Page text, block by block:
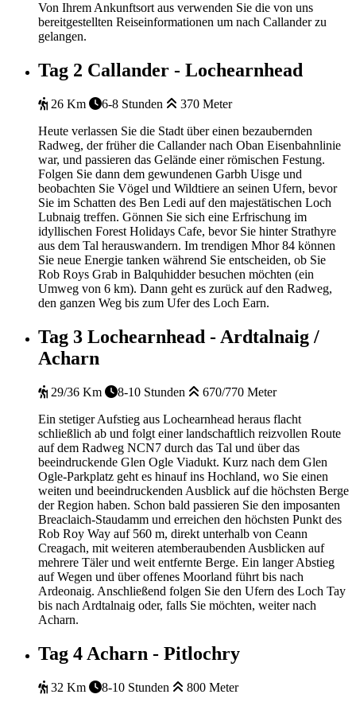
Von Ihrem Ankunftsort aus verwenden Sie die von uns
bereitgestellten Reiseinformationen um nach Callander zu
gelangen.
Tag 2 Callander - Lochearnhead
26 Km 6-8 Stunden
370 Meter
Heute verlassen Sie die Stadt über einen bezaubernden
Radweg, der früher die Callander nach Oban Eisenbahnlinie
war, und passieren das Gelände einer römischen Festung.
Folgen Sie dann dem gewundenen Garbh Uisge und
beobachten Sie Vögel und Wildtiere an seinen Ufern, bevor
Sie im Schatten des Ben Ledi auf den majestätischen Loch
Lubnaig treffen. Gönnen Sie sich eine Erfrischung im
idyllischen Forest Holidays Cafe, bevor Sie hinter Strathyre
aus dem Tal herauswandern. Im trendigen Mhor 84 können
Sie neue Energie tanken während Sie entscheiden, ob Sie
Rob Roys Grab in Balquhidder besuchen möchten (ein
Umweg von 6 km). Dann geht es zurück auf den Radweg,
den ganzen Weg bis zum Ufer des Loch Earn.
Tag 3 Lochearnhead - Ardtalnaig /
Acharn
29/36 Km 8-10 Stunden
670/770 Meter
Ein stetiger Aufstieg aus Lochearnhead heraus flacht
schließlich ab und folgt einer landschaftlich reizvollen Route
auf dem Radweg NCN7 durch das Tal und über das
beeindruckende Glen Ogle Viadukt. Kurz nach dem Glen
Ogle-Parkplatz geht es hinauf ins Hochland, wo Sie einen
weiten und beeindruckenden Ausblick auf die höchsten Berge
der Region haben. Schon bald passieren Sie den imposanten
Breaclaich-Staudamm und erreichen den höchsten Punkt des
Rob Roy Way auf 560 m, direkt unterhalb von Ceann
Creagach, mit weiteren atemberaubenden Ausblicken auf
mehrere Täler und weit entfernte Berge. Ein langer Abstieg
auf Wegen und über offenes Moorland führt bis nach
Ardeonaig. Anschließend folgen Sie den Ufern des Loch Tay
bis nach Ardtalnaig oder, falls Sie möchten, weiter nach
Acharn.
Tag 4 Acharn - Pitlochry
32 Km 8-10 Stunden
800 Meter